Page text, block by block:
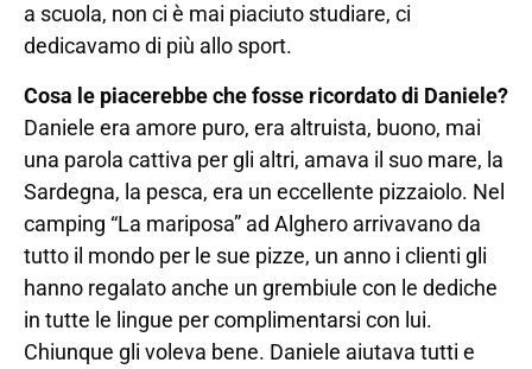
a scuola, non ci è mai piaciuto studiare, ci
dedicavamo di più allo sport.
Cosa le piacerebbe che fosse ricordato di Daniele?
Daniele era amore puro, era altruista, buono, mai
una parola cattiva per gli altri, amava il suo mare, la
Sardegna, la pesca, era un eccellente pizzaiolo. Nel
camping “La mariposa” ad Alghero arrivavano da
tutto il mondo per le sue pizze, un anno i clienti gli
hanno regalato anche un grembiule con le dediche
in tutte le lingue per complimentarsi con lui.
Chiunque gli voleva bene. Daniele aiutava tutti e